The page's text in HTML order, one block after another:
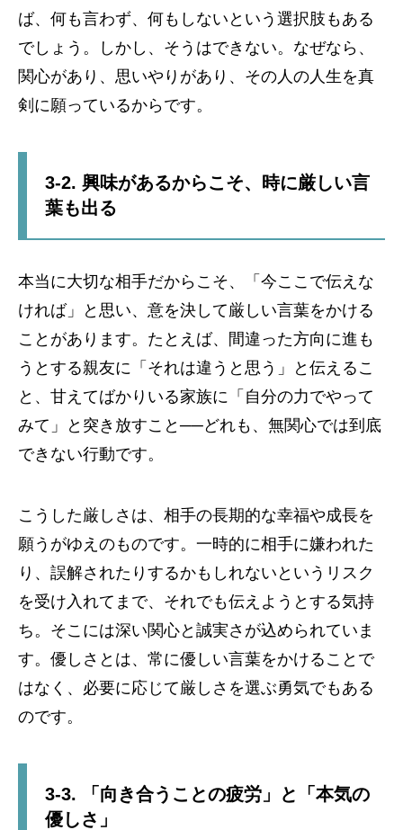
ば、何も言わず、何もしないという選択肢もある
でしょう。しかし、そうはできない。なぜなら、
関心があり、思いやりがあり、その人の人生を真
剣に願っているからです。
3-2. 興味があるからこそ、時に厳しい言
葉も出る
本当に大切な相手だからこそ、「今ここで伝えな
ければ」と思い、意を決して厳しい言葉をかける
ことがあります。たとえば、間違った方向に進も
うとする親友に「それは違うと思う」と伝えるこ
と、甘えてばかりいる家族に「自分の力でやって
みて」と突き放すこと──どれも、無関心では到底
できない行動です。
こうした厳しさは、相手の長期的な幸福や成長を
願うがゆえのものです。一時的に相手に嫌われた
り、誤解されたりするかもしれないというリスク
を受け入れてまで、それでも伝えようとする気持
ち。そこには深い関心と誠実さが込められていま
す。優しさとは、常に優しい言葉をかけることで
はなく、必要に応じて厳しさを選ぶ勇気でもある
のです。
3-3. 「向き合うことの疲労」と「本気の
優しさ」